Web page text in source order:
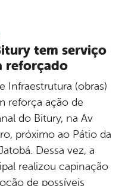
tem serviço
reforçado
Infraestrutura (obras)
reforça ação de
do Bitury, na Av
próximo ao Pátio da
Dessa vez, a
realizou capinação
de possíveis